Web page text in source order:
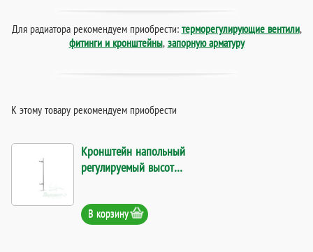
Для радиатора рекомендуем приобрести: терморегулирующие вентили,
фитинги и кронштейны, запорную арматуру
К этому товару рекомендуем приобрести
Кронштейн напольный
регулируемый высотой
500 мм. Код 9655
В корзину